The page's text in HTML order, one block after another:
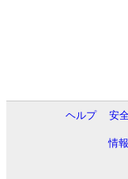
ヘルプ 安
情報